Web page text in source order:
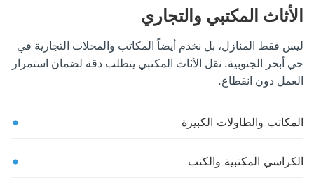
الأثاث المكتبي والتجاري
ليس فقط المنازل، بل نخدم أيضاً المكاتب والمحلات التجارية في
حي أبحر الجنوبية. نقل الأثاث المكتبي يتطلب دقة لضمان استمرار
العمل دون انقطاع.
المكاتب والطاولات الكبيرة
الكراسي المكتبية والكنب